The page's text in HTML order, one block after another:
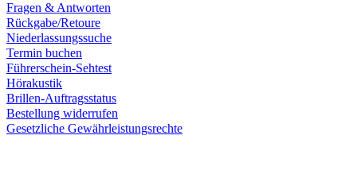
Fragen & Antworten
Rückgabe/Retoure
Niederlassungssuche
Termin buchen
Führerschein-Sehtest
Hörakustik
Brillen-Auftragsstatus
Bestellung widerrufen
Gesetzliche Gewährleistungsrechte